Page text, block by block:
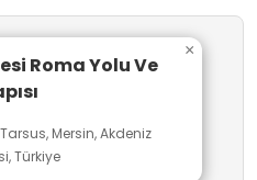
edilmektedir.
sistemleri,
ve kültürel mirasın
niteliğindedir.
Roma Yolu Ve
Mersin, Akdeniz
Türkiye
×